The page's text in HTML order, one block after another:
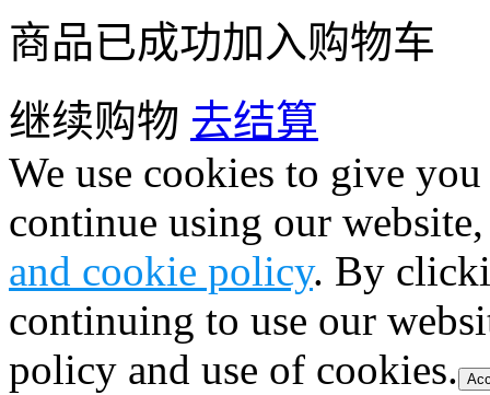
商品已成功加入购物车
继续购物 去结算
We use cookies to give
continue using our
and cookie policy. By
continuing to use our
policy and use of cookies.